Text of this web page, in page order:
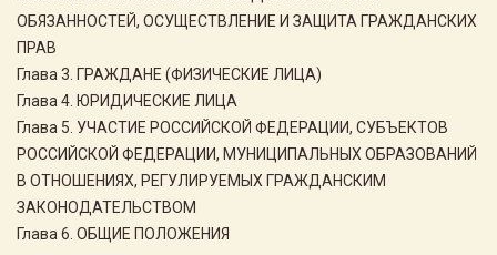
ОБЯЗАННОСТЕЙ, ОСУЩЕСТВЛЕНИЕ И ЗАЩИТА ГРАЖДАНСКИХ
ПРАВ
Глава 3. ГРАЖДАНЕ (ФИЗИЧЕСКИЕ ЛИЦА)
Глава 4. ЮРИДИЧЕСКИЕ ЛИЦА
Глава 5. УЧАСТИЕ РОССИЙСКОЙ ФЕДЕРАЦИИ, СУБЪЕКТОВ
РОССИЙСКОЙ ФЕДЕРАЦИИ, МУНИЦИПАЛЬНЫХ ОБРАЗОВАНИЙ
В ОТНОШЕНИЯХ, РЕГУЛИРУЕМЫХ ГРАЖДАНСКИМ
ЗАКОНОДАТЕЛЬСТВОМ
Глава 6. ОБЩИЕ ПОЛОЖЕНИЯ